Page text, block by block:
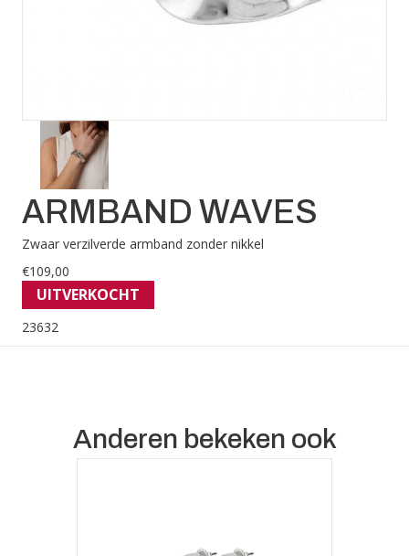
ARMBAND WAVES
Zwaar verzilverde armband zonder nikkel
€109,00
UITVERKOCHT
23632
Anderen bekeken ook